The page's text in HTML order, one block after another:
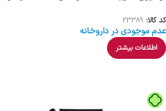
کد کالا: 23389
عدم موجودی در داروخانه
اطلاعات بیشتر